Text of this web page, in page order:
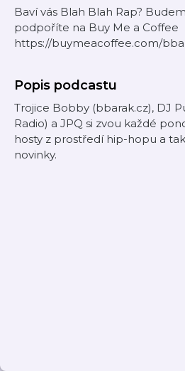
Baví vás Blah Blah Rap?
podpoříte na Buy Me a Coffee
https://buymeacoffee.com/
Popis podcastu
Trojice Bobby (bbarak.cz), DJ
Radio) a JPQ si zvou každé
hosty z prostředí hip-hopu a
novinky.